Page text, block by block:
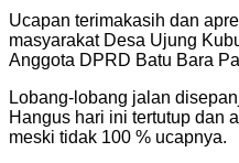
Ucapan terimakasih dan
masyarakat Desa Ujung
Anggota DPRD Batu Bara
Lobang-lobang jalan
Hangus hari ini tertutup dan
meski tidak 100 % ucapnya.